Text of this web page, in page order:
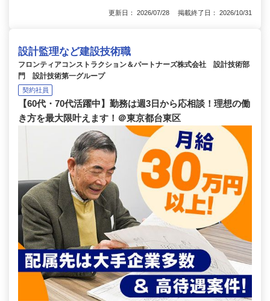
更新日： 2026/07/28 掲載終了日： 2026/10/31
設計監理など建設技術職
フロンティアコンストラクション＆パートナーズ株式会社 設計技術部
門 設計技術第一グループ
契約社員
【60代・70代活躍中】勤務は週3日から応相談！理想の働
き方を最大限叶えます！＠東京都台東区